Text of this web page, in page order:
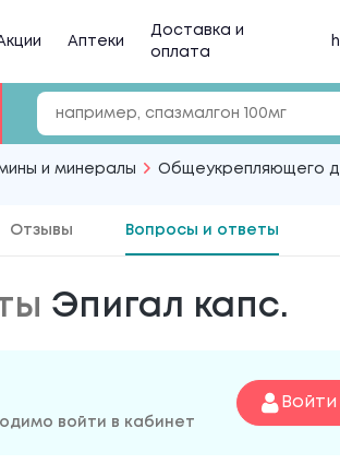
Аптеки
Доставка и
оплата
и минералы Общеукрепляющего
Отзывы Вопросы и ответы
Эпигал капс.
войти в кабинет